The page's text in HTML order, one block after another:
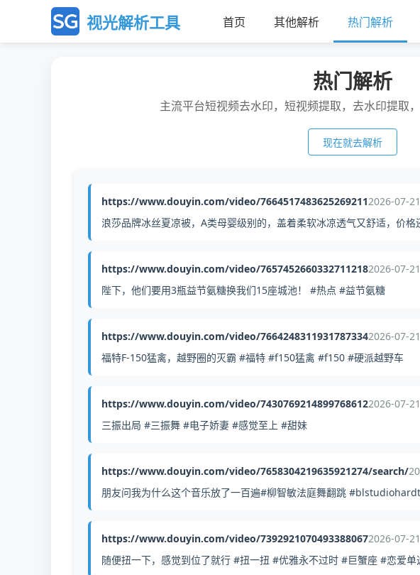
视光解析工具 首页 其他解析 热门解析
热门解析
主流平台短视频去水印，短视频提取，去水印提取
现在就去解析
https://www.douyin.com/video/76645174836252692112026-07-
浪莎品牌冰丝夏凉被，A类母婴级别的，盖着柔软冰凉透气又舒适，价
https://www.douyin.com/video/76574526603327112182026-07-
陛下，他们要用3瓶益节氨糖换我们15座城池！ #热点 #益节氨糖
https://www.douyin.com/video/76642483119317873342026-07-
福特F-150猛禽，越野圈的灭霸 #福特 #f150猛禽 #f150 #硬派越野车
https://www.douyin.com/video/74307692148997686122026-07-
三振出局 #三振舞 #电子娇妻 #感觉至上 #甜妹
https://www.douyin.com/video/7658304219635921274/search/
朋友问我为什么这个音乐放了一百遍#柳智敏法庭舞翻跳
https://www.douyin.com/video/73929210704933880672026-07-
随便扭一下，感觉到位了就行 #扭一扭 #优雅永不过时 #巨蟹座 #恋爱单